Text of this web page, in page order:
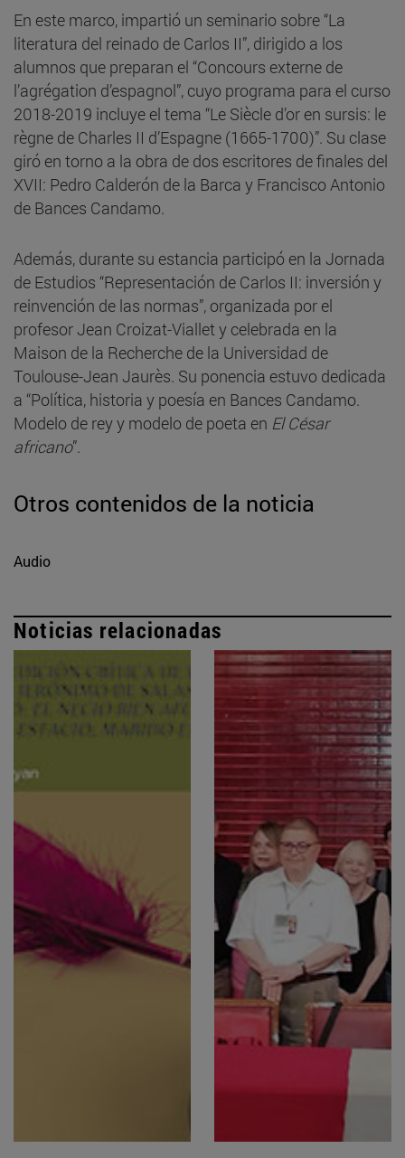
En este marco, impartió un seminario sobre “La
literatura del reinado de Carlos II”, dirigido a los
alumnos que preparan el “Concours externe de
l’agrégation d’espagnol”, cuyo programa para el curso
2018-2019 incluye el tema “Le Siècle d’or en sursis: le
règne de Charles II d’Espagne (1665-1700)”. Su clase
giró en torno a la obra de dos escritores de finales del
XVII: Pedro Calderón de la Barca y Francisco Antonio
de Bances Candamo.
Además, durante su estancia participó en la Jornada
de Estudios “Representación de Carlos II: inversión y
reinvención de las normas”, organizada por el
profesor Jean Croizat-Viallet y celebrada en la
Maison de la Recherche de la Universidad de
Toulouse-Jean Jaurès. Su ponencia estuvo dedicada
a “Política, historia y poesía en Bances Candamo.
Modelo de rey y modelo de poeta en El César
africano”.
Otros contenidos de la noticia
Audio
Noticias relacionadas